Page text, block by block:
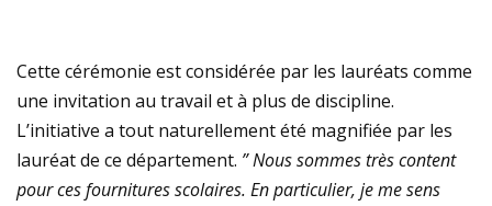
Cette cérémonie est considérée par les lauréats comme
une invitation au travail et à plus de discipline.
L’initiative a tout naturellement été magnifiée par les
lauréat de ce département. ” Nous sommes très content
pour ces fournitures scolaires. En particulier, je me sens